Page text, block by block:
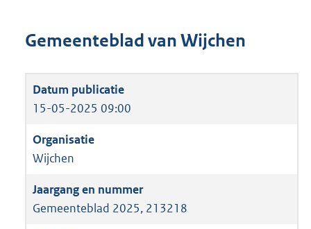
Gemeenteblad van Wijchen
15-05-2025 09:00
Wijchen
Gemeenteblad 2025, 213218